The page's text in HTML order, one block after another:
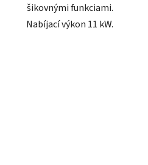
šikovnými funkciami.
Nabíjací výkon 11 kW.